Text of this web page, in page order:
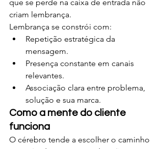
que se perde na caixa de entrada não
criam lembrança.
Lembrança se constrói com:
Repetição estratégica da
mensagem.
Presença constante em canais
relevantes.
Associação clara entre problema,
solução e sua marca.
Como a mente do cliente
funciona
O cérebro tende a escolher o caminho